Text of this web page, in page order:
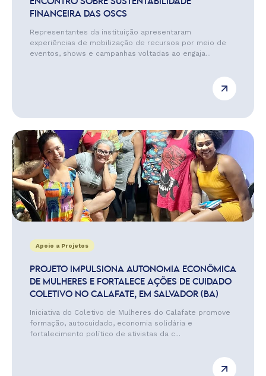
ENCONTRO SOBRE SUSTENTABILIDADE
FINANCEIRA DAS OSCS
Representantes da instituição apresentaram
experiências de mobilização de recursos por meio de
eventos, shows e campanhas voltadas ao engaja...
Apoio a Projetos
PROJETO IMPULSIONA AUTONOMIA ECONÔMICA
DE MULHERES E FORTALECE AÇÕES DE CUIDADO
COLETIVO NO CALAFATE, EM SALVADOR (BA)
Iniciativa do Coletivo de Mulheres do Calafate promove
formação, autocuidado, economia solidária e
fortalecimento político de ativistas da c...